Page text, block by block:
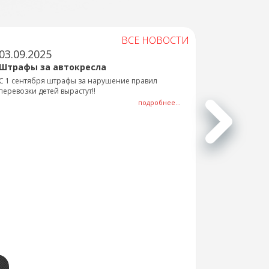
ВСЕ НОВОСТИ
за автокресла
1 сентября штрафы за нарушение правил
детей вырастут!!
подробнее...